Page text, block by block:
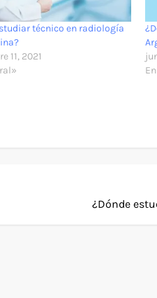
técnico en radiología
11, 2021
¿Dónde